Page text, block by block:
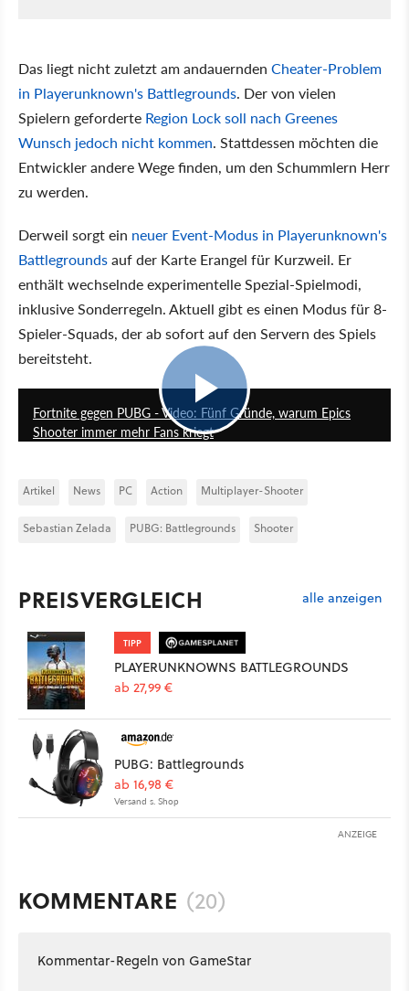
Das liegt nicht zuletzt am andauernden Cheater-Problem
in Playerunknown's Battlegrounds. Der von vielen
Spielern geforderte Region Lock soll nach Greenes
Wunsch jedoch nicht kommen. Stattdessen möchten die
Entwickler andere Wege finden, um den Schummlern Herr
zu werden.
Derweil sorgt ein neuer Event-Modus in Playerunknown's
Battlegroundsauf der Karte Erangel für Kurzweil. Er
enthält wechselnde experimentelle Spezial-Spielmodi,
inklusive Sonderregeln. Aktuell gibt es einen Modus für 8-
Spieler-Squads, der ab sofort auf den Servern des Spiels
bereitsteht.
Fortnite gegen PUBG - Video: Fünf Gründe, warum Epics
Shooter immer mehr Fans kriegt
Artikel News PC Action Multiplayer-Shooter
Sebastian Zelada PUBG: Battlegrounds Shooter
PREISVERGLEICH alle anzeigen
TIPP
PLAYERUNKNOWNS BATTLEGROUNDS
ab 27,99 €
PUBG: Battlegrounds
ab 16,98 €
Versand s. Shop
ANZEIGE
KOMMENTARE (20)
Kommentar-Regeln von GameStar